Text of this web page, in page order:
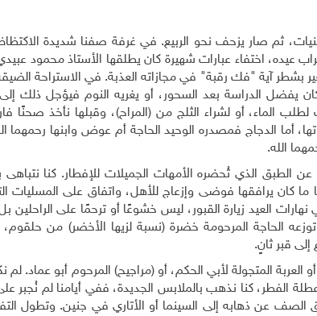
ثم صار يزحف نحو الربيع. في غرفة صفنا شديدة
عيده، اختفاء عبارات شهيرة كان يطلقها الأستاذ محمود
بشطر آية "فك رقبة" في مجازاته العذبة. في الاستراحة
يفضل الدراسة بعد السحور، أو يغريه النوم فيؤجل ذلك إلى
الماء، أو لشراء الثلج من (المراح)، وقبلها نأخذ صحنًا
أما الدجاج فمصدره الوحيد الحاجة أم عوض وابنها رحمهما
الله.
الذي تُحضره الأمهات الجميلات للإفطار. كنا نتباهى
ما كان يرافقها فوضى وإزعاج للأهل، واتفاق على المسليات
العيد زيارة القبور، ليس خشوعًا أو ترحمًا على الراحلين
الحاجة المرحومة خضرة (نسبة لزيها الأخضر) من حلقوم،
قبر ثانٍ.
المتجولة لأبي الحكم، أو (مراجيح) المرحوم أبو عماد.
الفطر، كنا نذهب بالملابس الجديدة، ففي أيامنا لم نُجبر
الصف عن ذهابه إلى السينما أو الأتاري في جنين. وتطول